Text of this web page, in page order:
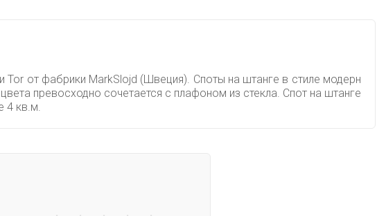
Tor от фабрики MarkSlojd (Швеция). Споты на штанге в стиле модерн
превосходно сочетается с плафоном из стекла. Спот на штанге
4 кв.м.